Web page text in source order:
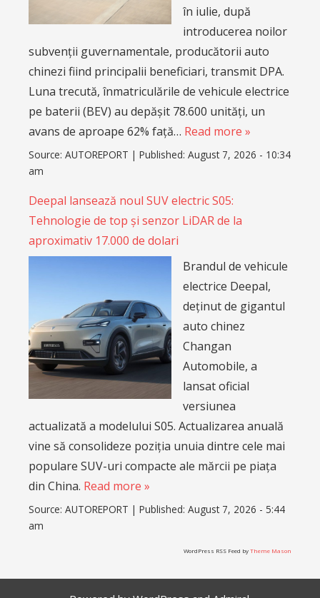
în iulie, după
introducerea noilor
subvenții guvernamentale, producătorii auto
chinezi fiind principalii beneficiari, transmit DPA.
Luna trecută, înmatriculările de vehicule electrice
pe baterii (BEV) au depășit 78.600 unități, un
avans de aproape 62% față… Read more »
Source: AUTOREPORT | Published: August 7, 2026 - 10:34
am
Deepal lansează noul SUV electric S05:
Tehnologie de top și senzor LiDAR de la
aproximativ 17.000 de dolari
Brandul de vehicule
electrice Deepal,
deținut de gigantul
auto chinez
Changan
Automobile, a
lansat oficial
versiunea
actualizată a modelului S05. Actualizarea anuală
vine să consolideze poziția unuia dintre cele mai
populare SUV-uri compacte ale mărcii pe piața
din China. Read more »
Source: AUTOREPORT | Published: August 7, 2026 - 5:44
am
WordPress RSS Feed byTheme Mason